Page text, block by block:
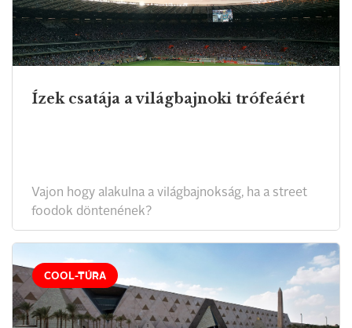
Ízek csatája a világbajnoki trófeáért
Vajon hogy alakulna a világbajnokság, ha a street
foodok döntenének?
COOL-TÚRA